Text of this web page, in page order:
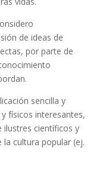
de ideas de
por parte de
sencilla y
físicos interesantes,
ilustres científicos y
cultura popular (ej.